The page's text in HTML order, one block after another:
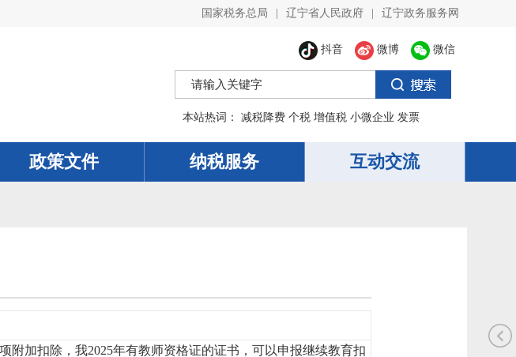
国家税务总局 辽宁省人民政府 辽宁政务服务网
抖音 微博 微信
本站热词： 减税降费 个税 增值税 小微企业 发票
政策文件 纳税服务 互动交流
附加扣除，我2025年有教师资格证的证书，可以申报继续教育扣